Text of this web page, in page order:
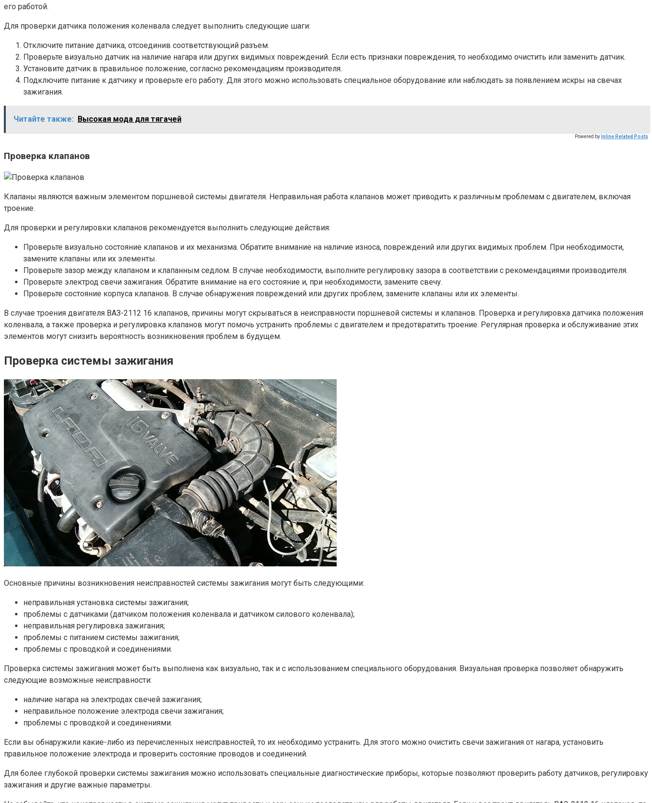
его работой.
Для проверки датчика положения коленвала следует выполнить следующие шаги:
Отключите питание датчика, отсоединив соответствующий разъем.
Проверьте визуально датчик на наличие нагара или других видимых повреждений. Если есть признаки повреждения, то необходимо очистить или заменить датчик.
Установите датчик в правильное положение, согласно рекомендациям производителя.
Подключите питание к датчику и проверьте его работу. Для этого можно использовать специальное оборудование или наблюдать за появлением искры на свечах
зажигания.
Читайте также: Высокая мода для тягачей
Powered by Inline Related Posts
Проверка клапанов
Клапаны являются важным элементом поршневой системы двигателя. Неправильная работа клапанов может приводить к различным проблемам с двигателем, включая
троение.
Для проверки и регулировки клапанов рекомендуется выполнить следующие действия:
Проверьте визуально состояние клапанов и их механизма. Обратите внимание на наличие износа, повреждений или других видимых проблем. При необходимости,
замените клапаны или их элементы.
Проверьте зазор между клапаном и клапанным седлом. В случае необходимости, выполните регулировку зазора в соответствии с рекомендациями производителя.
Проверьте электрод свечи зажигания. Обратите внимание на его состояние и, при необходимости, замените свечу.
Проверьте состояние корпуса клапанов. В случае обнаружения повреждений или других проблем, замените клапаны или их элементы.
В случае троения двигателя ВАЗ-2112 16 клапанов, причины могут скрываться в неисправности поршневой системы и клапанов. Проверка и регулировка датчика положения
коленвала, а также проверка и регулировка клапанов могут помочь устранить проблемы с двигателем и предотвратить троение. Регулярная проверка и обслуживание этих
элементов могут снизить вероятность возникновения проблем в будущем.
Проверка системы зажигания
Основные причины возникновения неисправностей системы зажигания могут быть следующими:
неправильная установка системы зажигания;
проблемы с датчиками (датчиком положения коленвала и датчиком силового коленвала);
неправильная регулировка зажигания;
проблемы с питанием системы зажигания;
проблемы с проводкой и соединениями.
Проверка системы зажигания может быть выполнена как визуально, так и с использованием специального оборудования. Визуальная проверка позволяет обнаружить
следующие возможные неисправности:
наличие нагара на электродах свечей зажигания;
неправильное положение электрода свечи зажигания;
проблемы с проводкой и соединениями.
Если вы обнаружили какие-либо из перечисленных неисправностей, то их необходимо устранить. Для этого можно очистить свечи зажигания от нагара, установить
правильное положение электрода и проверить состояние проводов и соединений.
Для более глубокой проверки системы зажигания можно использовать специальные диагностические приборы, которые позволяют проверить работу датчиков, регулировку
зажигания и другие важные параметры.